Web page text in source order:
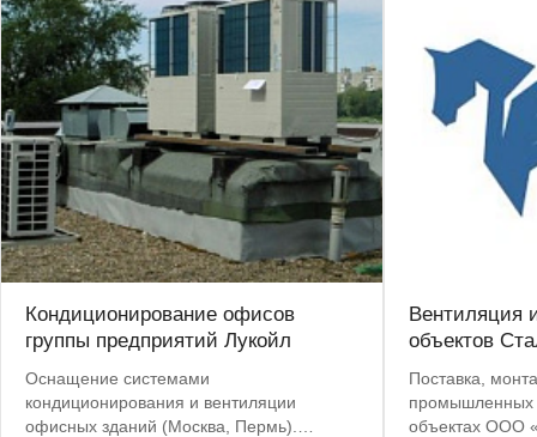
Кондиционирование офисов
группы предприятий Лукойл
Оснащение системами
кондиционирования и вентиляции
офисных зданий (Москва, Пермь).
Вентиляция
объектов
Поставка,
промышленных
объектах ООО